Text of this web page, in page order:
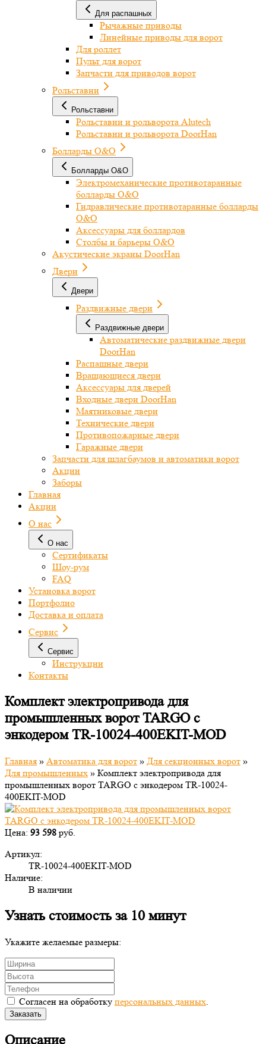
Для распашных
Рычажные приводы
Линейные приводы для ворот
Для роллет
Пульт для ворот
Запчасти для приводов ворот
Рольставни
Рольставни
Рольставни и рольворота Alutech
Рольставни и рольворота DoorHan
Болларды O&O
Болларды O&O
Электромеханические противотаранные
болларды O&O
Гидравлические противотаранные болларды
O&O
Аксессуары для боллардов
Столбы и барьеры O&O
Акустические экраны DoorHan
Двери
Двери
Раздвижные двери
Раздвижные двери
Автоматические раздвижные двери
DoorHan
Распашные двери
Вращающиеся двери
Аксессуары для дверей
Входные двери DoorHan
Маятниковые двери
Технические двери
Противопожарные двери
Гаражные двери
Запчасти для шлагбаумов и автоматики ворот
Акции
Заборы
Главная
Акции
О нас
О нас
Сертификаты
Шоу-рум
FAQ
Установка ворот
Портфолио
Доставка и оплата
Сервис
Сервис
Инструкции
Контакты
Комплект электропривода для
промышленных ворот TARGO с
энкодером TR-10024-400EKIT-MOD
Главная » Автоматика для ворот » Для секционных ворот »
Для промышленных » Комплект электропривода для
промышленных ворот TARGO с энкодером TR-10024-
400EKIT-MOD
Цена: 93 598 руб.
Артикул:
TR-10024-400EKIT-MOD
Наличие:
В наличии
Узнать стоимость за 10 минут
Укажите желаемые размеры:
Согласен на обработку персональных данных
Заказать
Описание